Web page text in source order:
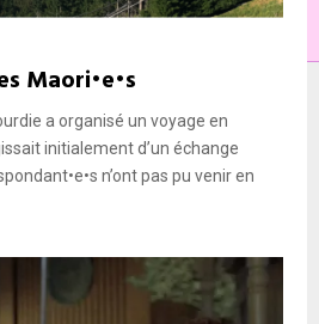
Maori•e•s
a organisé un voyage en
initialement d’un échange
n’ont pas pu venir en